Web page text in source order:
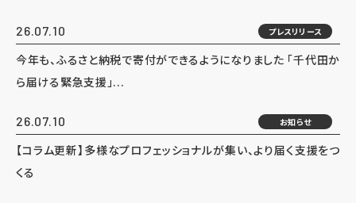
26.07.10 プレスリリース
今年も、ふるさと納税で寄付ができるようになりました 「千代田か
ら届ける緊急支援」...
26.07.10 お知らせ
【コラム更新】多様なプロフェッショナルが集い、より届く支援をつ
くる